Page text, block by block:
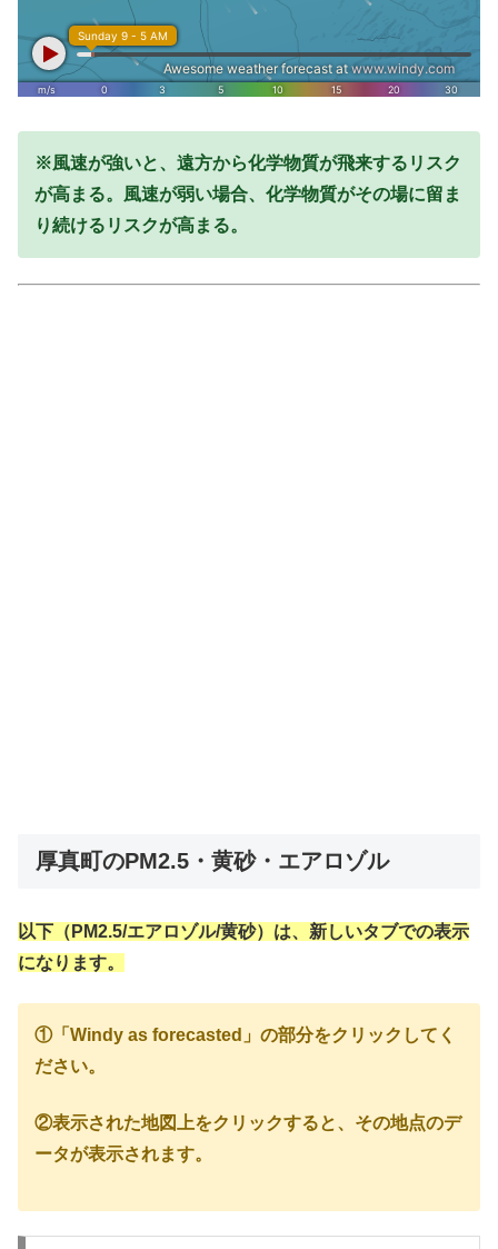
※風速が強いと、遠方から化学物質が飛来するリスク
が高まる。風速が弱い場合、化学物質がその場に留ま
り続けるリスクが高まる。
厚真町のPM2.5・黄砂・エアロゾル
以下（PM2.5/エアロゾル/黄砂）は、新しいタブでの表示
になります。
①「Windy as forecasted」の部分をクリックしてく
ださい。
②表示された地図上をクリックすると、その地点のデ
ータが表示されます。